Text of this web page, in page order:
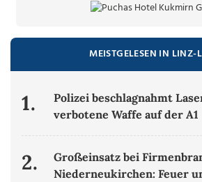
MEISTGELESEN IN LINZ-
1.
Polizei beschlagnahmt
verbotene Waffe auf der A1
2.
Großeinsatz bei
Niederneukirchen: Feuer